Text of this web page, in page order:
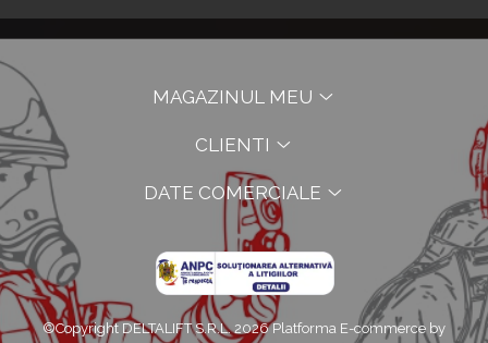
MAGAZINUL MEU
CLIENTI
DATE COMERCIALE
©Copyright DELTALIFT S.R.L. 2026Platforma E-commerce by